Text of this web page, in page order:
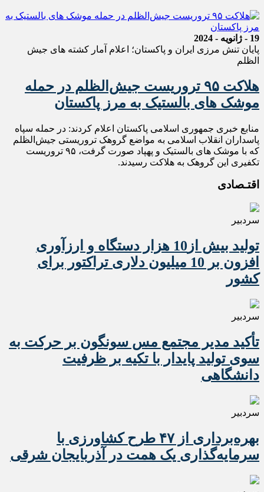
19 - ژانویه - 2024
پایان تنش مرزی ایران و پاکستان؛ اعلام آمار کشته های جیش
الظلم
هلاکت ۹۵ تروریست جیش‌الظلم در حمله
موشک های بالستیک به مرز پاکستان
منابع خبری جمهوری اسلامی پاکستان اعلام کردند: در حمله سپاه
پاسداران انقلاب اسلامی به مواضع گروهک تروریستی جیش‌الظلم
که با موشک های بالستیک و پهپاد صورت گرفت، ۹۵ تروریست
تکفیری این گروهک به هلاکت رسیدند.
اقتـصادی
سردبیر
تولید بیش از10 هزار دستگاه و ارزآوری
افزون بر 10 میلیون دلاری تراکتور برای
کشور
سردبیر
تأکید مدیر مجتمع مس سونگون بر حرکت به
سوی تولید پایدار با تکیه بر ظرفیت
دانشگاهی
سردبیر
بهره‌برداری از ۴۷ طرح کشاورزی با
سرمایه‌گذاری یک همت در آذربایجان شرقی